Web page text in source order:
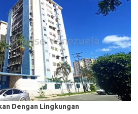
Dengan Lingkungan